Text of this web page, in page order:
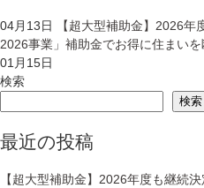
04月13日
【超大型補助金】2026
2026事業」補助金でお得に住まい
01月15日
検索
検索
最近の投稿
【超大型補助金】2026年度も継続